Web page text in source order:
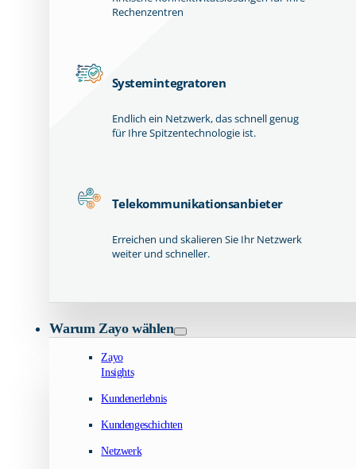
Rechenzentren
Systemintegratoren
Endlich ein Netzwerk, das schnell genug
für Ihre Spitzentechnologie ist.
Telekommunikationsanbieter
Erreichen und skalieren Sie Ihr Netzwerk
weiter und schneller.
Warum Zayo wählen
Zayo
Insights
Kundenerlebnis
Kundengeschichten
Netzwerk